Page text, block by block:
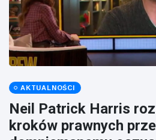
Konserywiści
świętują
narodziny
pierwszego
tapira
brytyjskim
zoo od 14 lat
16 July
180
Poglądy
Mężczyzna z
Florydy
aresztowany
po odpaleniu
fajerwerków
z jadącego
16 July
162
Poglądy
AKTUALNOŚCI
Neil Patrick Harris
kroków prawnych